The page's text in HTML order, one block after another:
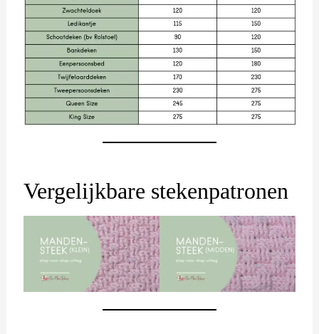
Vergelijkbare stekenpatronen